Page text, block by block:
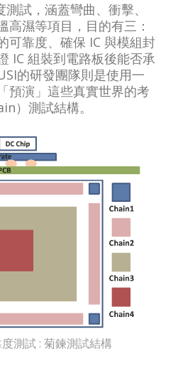
試，涵蓋彎曲、衝擊、
高濕等項目，目的有三：
可靠度、確保 IC 與模組封
IC 組裝到電路板後能否承
的研發團隊則是使用一
預演」這些真實世界的考
）測試結構。
測試 : 菊鍊測試結構